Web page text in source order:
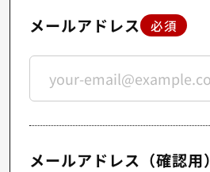
メールアドレス 必須
メールアドレス（確認用）